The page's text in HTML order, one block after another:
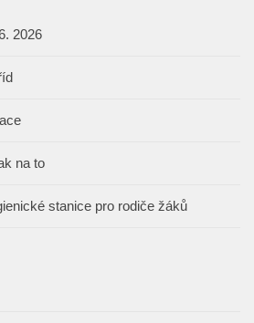
2026
na to
stanice pro rodiče žáků